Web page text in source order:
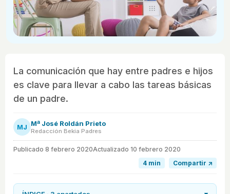
La comunicación que hay entre padres e hijos
es clave para llevar a cabo las tareas básicas
de un padre.
MJ Mª José Roldán Prieto
Redacción Bekia Padres
Publicado 8 febrero 2020Actualizado 10 febrero 2020
4 min
Compartir ↗